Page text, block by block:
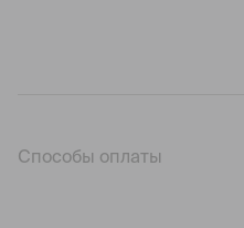
Способы оплаты